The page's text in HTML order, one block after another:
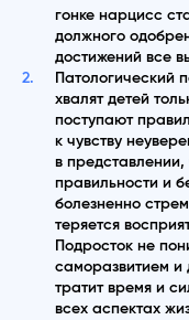
гонке нарцисс
должного
достижений все
Патологический
хвалят детей
поступают
к чувству
в представлении,
правильности и
болезненно
теряется
Подросток не
саморазвитием и
тратит время и
всех аспектах